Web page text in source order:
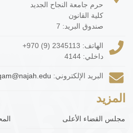
حرم جامعة النجاح الجديد
كلية القانون
صندوق البريد: 7
الهاتف: +970 (9) 2345113
داخلي: 4144
البريد الإلكتروني:
المزيد
مجلس القضاء الأعلى